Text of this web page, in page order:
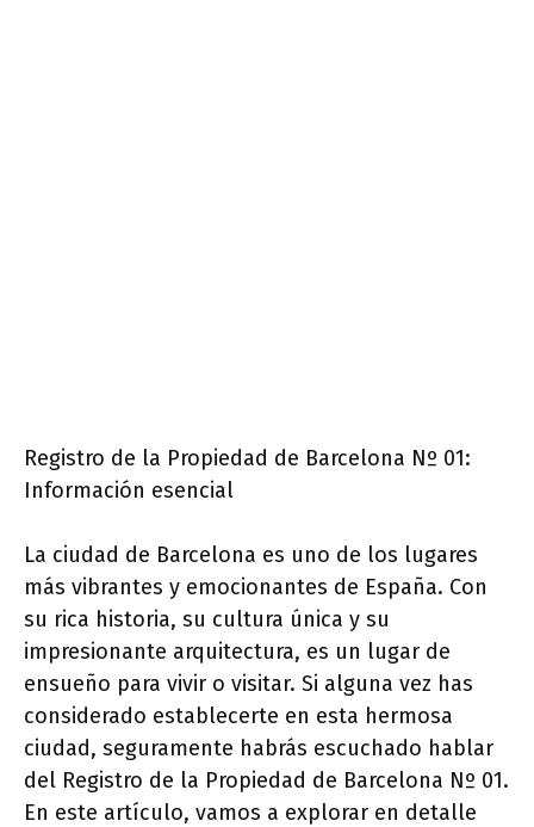
Registro de la Propiedad de Barcelona Nº 01:
Información esencial
La ciudad de Barcelona es uno de los lugares
más vibrantes y emocionantes de España. Con
su rica historia, su cultura única y su
impresionante arquitectura, es un lugar de
ensueño para vivir o visitar. Si alguna vez has
considerado establecerte en esta hermosa
ciudad, seguramente habrás escuchado hablar
del Registro de la Propiedad de Barcelona Nº 01.
En este artículo, vamos a explorar en detalle